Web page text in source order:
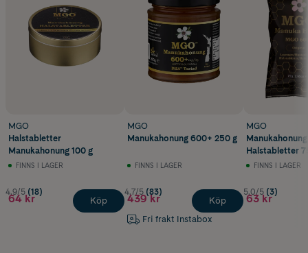
MGO
Halstabletter
Manukahonung 100 g
FINNS I LAGER
4.9/5 (18)
64 kr Köp
MGO
Manukahonung 600+ 250 g
FINNS I LAGER
4.7/5 (83)
439 kr
Fri frakt Instabox
Köp
MGO
Manukahonung
Halstabletter
FINNS I LAGER
5.0/5 (3)
63 kr